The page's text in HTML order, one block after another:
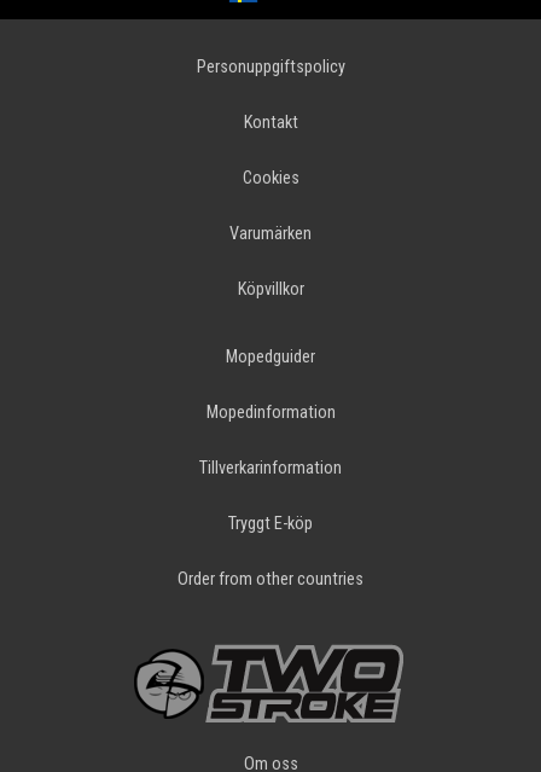
Personuppgiftspolicy
Kontakt
Cookies
Varumärken
Köpvillkor
Mopedguider
Mopedinformation
Tillverkarinformation
Tryggt E-köp
Order from other countries
Om oss